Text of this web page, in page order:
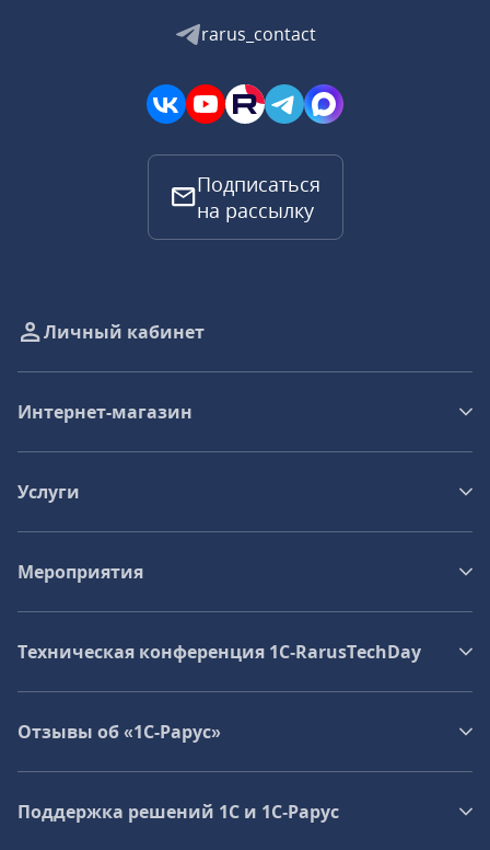
rarus_contact
Подписаться
на рассылку
Личный кабинет
Интернет-магазин
Услуги
Мероприятия
Техническая конференция 1C‑RarusTechDay
Отзывы об «1С-Рарус»
Поддержка решений 1С и 1С‑Рарус